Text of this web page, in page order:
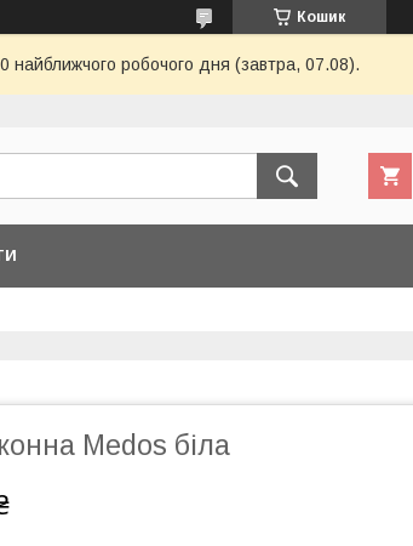
Кошик
найближчого робочого дня (завтра, 07.08).
Medos біла